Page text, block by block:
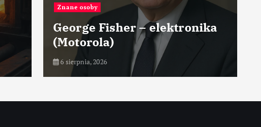
Znane osoby
George Fisher – elektronika
(Motorola)
6 sierpnia, 2026